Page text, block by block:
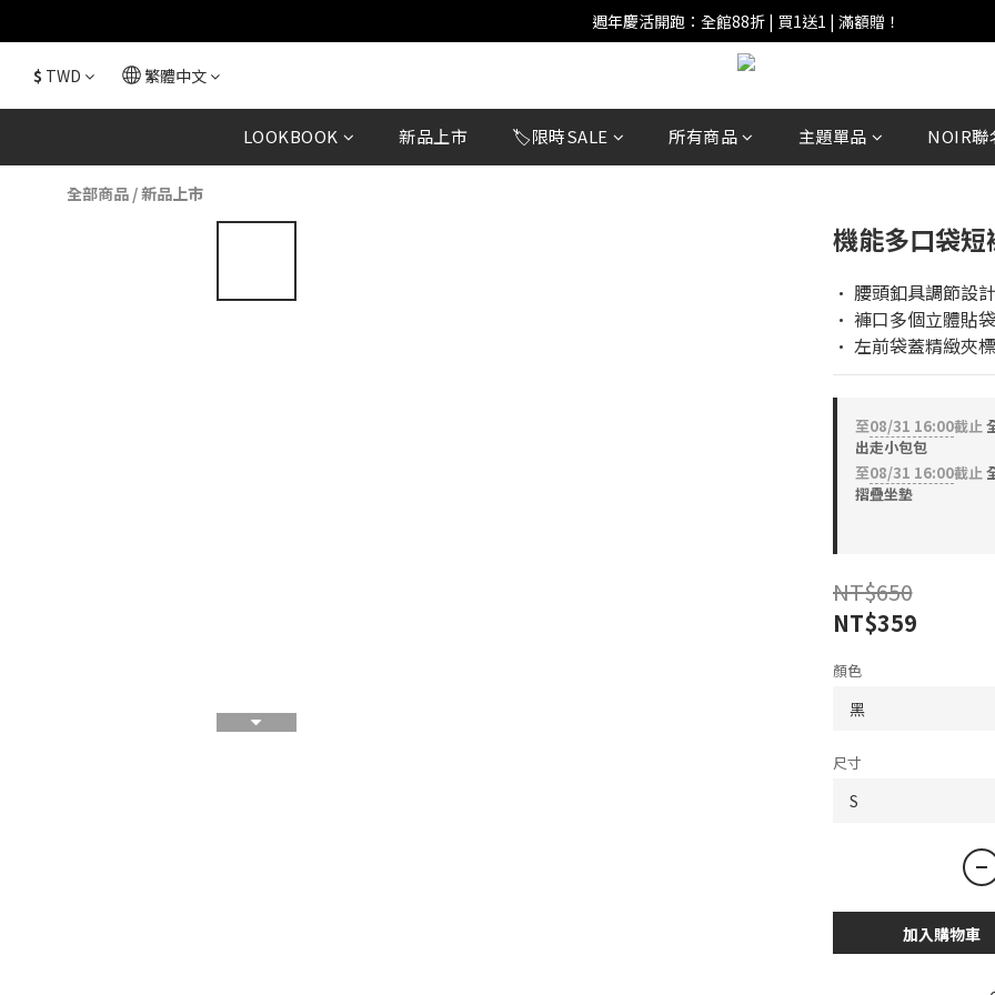
週年慶活開跑：全館88折 | 買1送1 | 滿額贈！
週年慶活開跑：全館88折 | 買1送1 | 滿額贈！
全館滿 $999 即享免運費！
週年慶活開跑：全館88折 | 買1送1 | 滿額贈！
$ TWD 繁體中文
LOOKBOOK 新品上市 🏷️限時SALE 所有商品 主題單品 NOIR聯
全部商品 /新品上市
機能多口袋短
• 腰頭釦具調節設
• 褲口多個立體貼
• 左前袋蓋精緻夾標
至08/31 16:00截止
出走小包包
至08/31 16:00截止
摺疊坐墊
NT$650
NT$359
顏色
尺寸
加入購物車